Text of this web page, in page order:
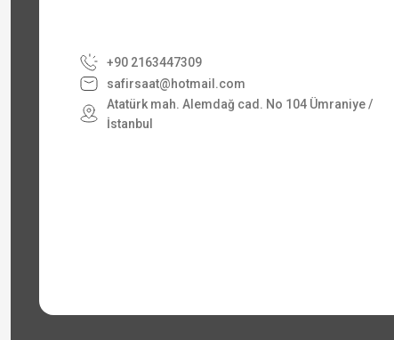
+90 2163447309
safirsaat@hotmail.com
Atatürk mah. Alemdağ cad. No 104 Ümraniye /
İstanbul